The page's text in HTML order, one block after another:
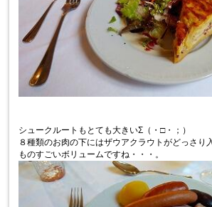
シュークルートもとても大きいΣ（・□・；）
８種類のお肉の下にはザウアクラウトがどっさり
ものすごいボリュームですね・・・。